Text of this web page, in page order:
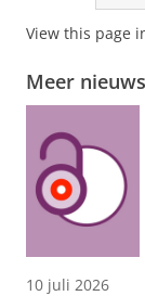
View this page
Meer nieuws
10 juli 2026